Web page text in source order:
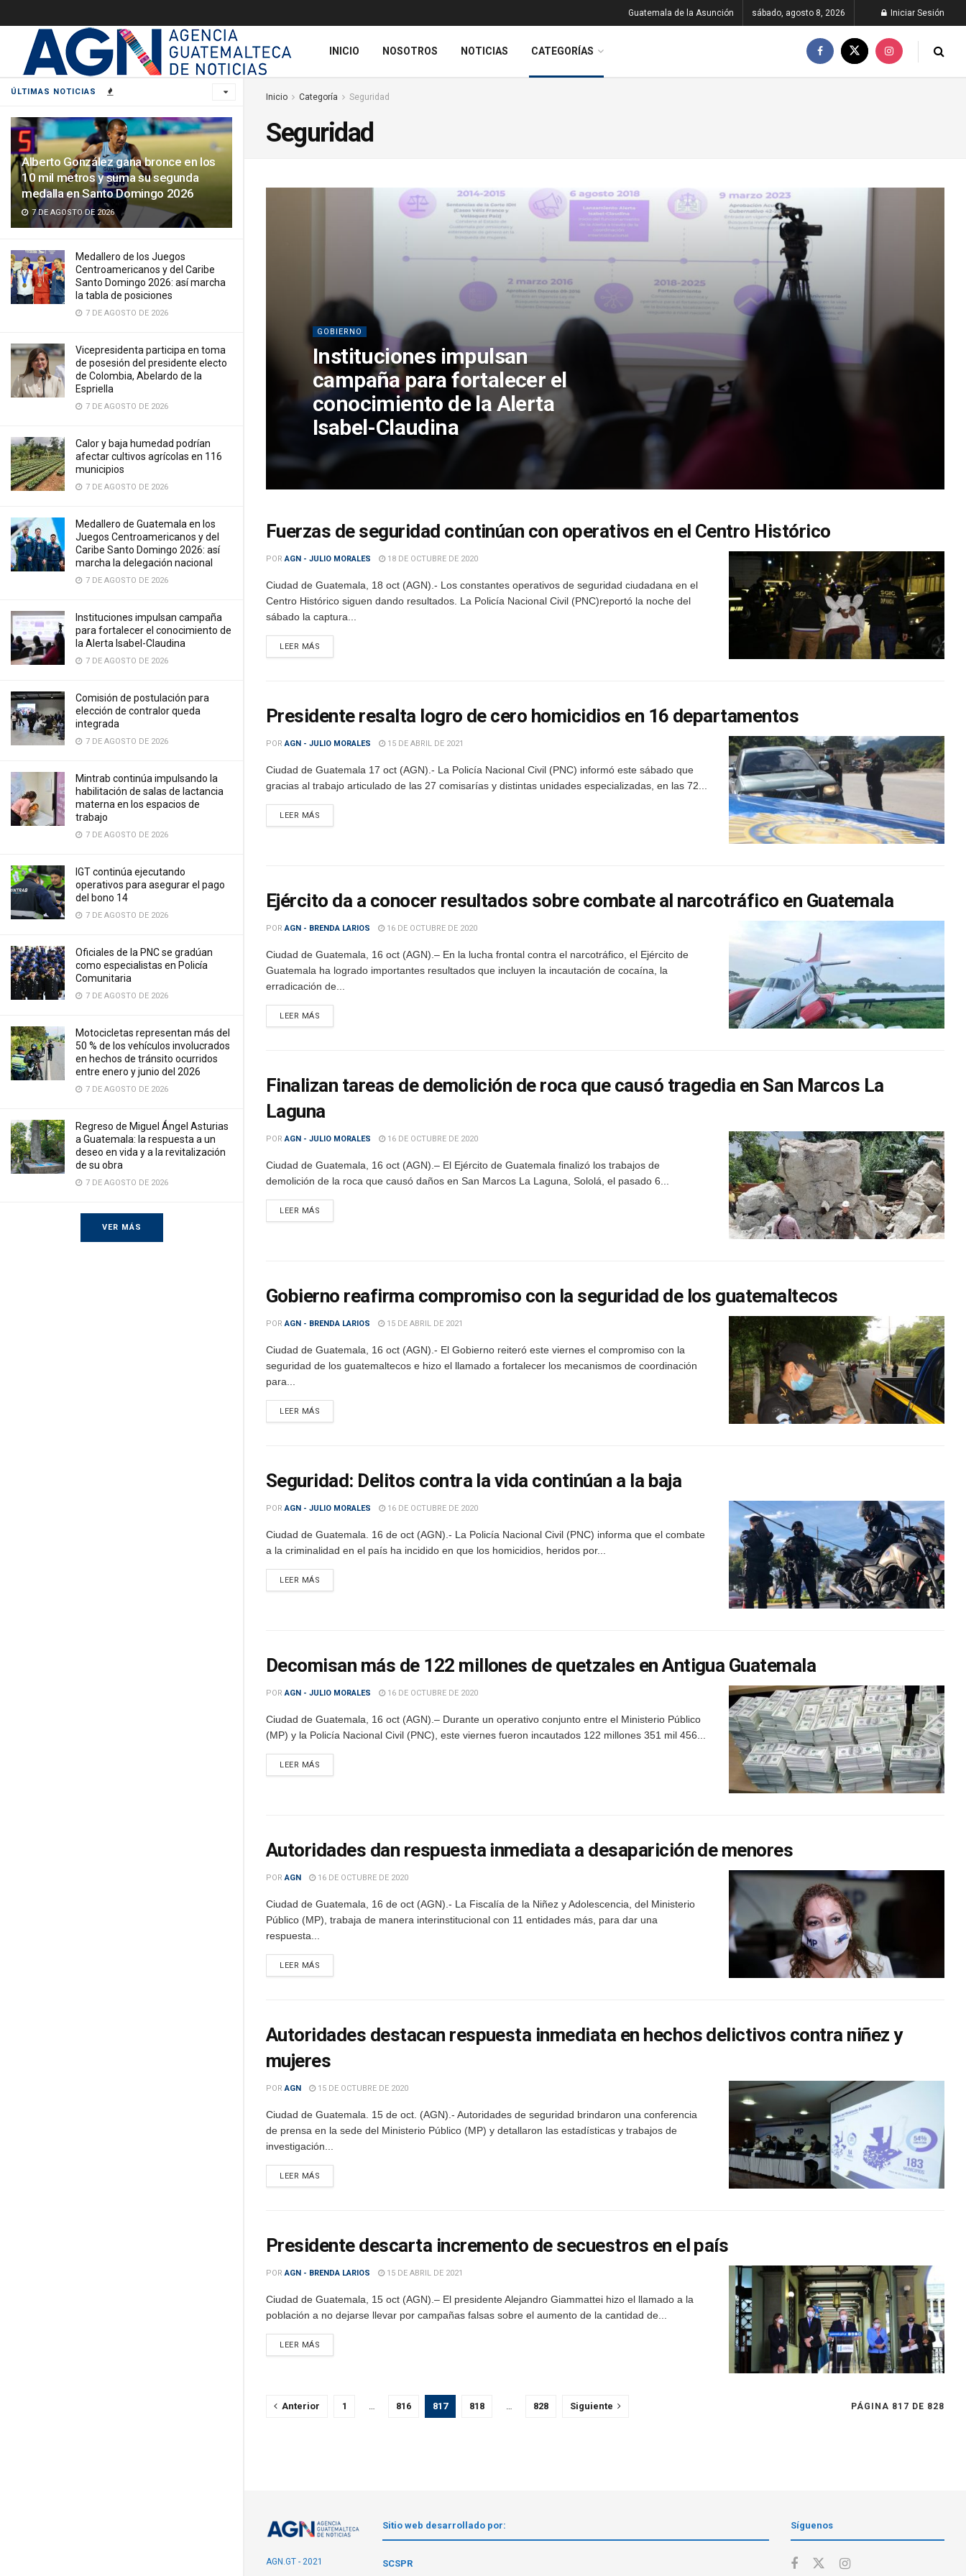
ÚLTIMAS NOTICIAS
Alberto González gana bronce en los
10 mil metros y suma su segunda
medalla en Santo Domingo 2026
7 DE AGOSTO DE 2026
Medallero de los Juegos
Centroamericanos y del Caribe
Santo Domingo 2026: así marcha
la tabla de posiciones
7 DE AGOSTO DE 2026
Vicepresidenta participa en toma
de posesión del presidente electo
de Colombia, Abelardo de la
Espriella
7 DE AGOSTO DE 2026
Calor y baja humedad podrían
afectar cultivos agrícolas en 116
municipios
7 DE AGOSTO DE 2026
Medallero de Guatemala en los
Juegos Centroamericanos y del
Caribe Santo Domingo 2026: así
marcha la delegación nacional
7 DE AGOSTO DE 2026
Instituciones impulsan campaña
para fortalecer el conocimiento de
la Alerta Isabel-Claudina
7 DE AGOSTO DE 2026
Comisión de postulación para
elección de contralor queda
integrada
7 DE AGOSTO DE 2026
Mintrab continúa impulsando la
habilitación de salas de lactancia
materna en los espacios de
trabajo
7 DE AGOSTO DE 2026
IGT continúa ejecutando
operativos para asegurar el pago
del bono 14
7 DE AGOSTO DE 2026
Oficiales de la PNC se gradúan
como especialistas en Policía
Comunitaria
7 DE AGOSTO DE 2026
Motocicletas representan más del
50 % de los vehículos involucrados
en hechos de tránsito ocurridos
entre enero y junio del 2026
7 DE AGOSTO DE 2026
Regreso de Miguel Ángel Asturias
a Guatemala: la respuesta a un
deseo en vida y a la revitalización
de su obra
7 DE AGOSTO DE 2026
VER MÁS
Guatemala de la Asunción sábado, agosto 8, 2026 Iniciar Sesión
INICIO NOSOTROS NOTICIAS CATEGORÍAS
Inicio Categoría Seguridad
Seguridad
GOBIERNO
Instituciones impulsan
campaña para fortalecer el
conocimiento de la Alerta
Isabel-Claudina
Fuerzas de seguridad continúan con operativos en el Centro Histórico
POR AGN - JULIO MORALES 18 DE OCTUBRE DE 2020
Ciudad de Guatemala, 18 oct (AGN).- Los constantes operativos de seguridad ciudadana en el
Centro Histórico siguen dando resultados. La Policía Nacional Civil (PNC)reportó la noche del
sábado la captura...
LEER MÁS
Presidente resalta logro de cero homicidios en 16 departamentos
POR AGN - JULIO MORALES 15 DE ABRIL DE 2021
Ciudad de Guatemala 17 oct (AGN).- La Policía Nacional Civil (PNC) informó este sábado que
gracias al trabajo articulado de las 27 comisarías y distintas unidades especializadas, en las 72...
LEER MÁS
Ejército da a conocer resultados sobre combate al narcotráfico en Guatemala
POR AGN - BRENDA LARIOS 16 DE OCTUBRE DE 2020
Ciudad de Guatemala, 16 oct (AGN).– En la lucha frontal contra el narcotráfico, el Ejército de
Guatemala ha logrado importantes resultados que incluyen la incautación de cocaína, la
erradicación de...
LEER MÁS
Finalizan tareas de demolición de roca que causó tragedia en San Marcos La
Laguna
POR AGN - JULIO MORALES 16 DE OCTUBRE DE 2020
Ciudad de Guatemala, 16 oct (AGN).– El Ejército de Guatemala finalizó los trabajos de
demolición de la roca que causó daños en San Marcos La Laguna, Sololá, el pasado 6...
LEER MÁS
Gobierno reafirma compromiso con la seguridad de los guatemaltecos
POR AGN - BRENDA LARIOS 15 DE ABRIL DE 2021
Ciudad de Guatemala, 16 oct (AGN).- El Gobierno reiteró este viernes el compromiso con la
seguridad de los guatemaltecos e hizo el llamado a fortalecer los mecanismos de coordinación
para...
LEER MÁS
Seguridad: Delitos contra la vida continúan a la baja
POR AGN - JULIO MORALES 16 DE OCTUBRE DE 2020
Ciudad de Guatemala. 16 de oct (AGN).- La Policía Nacional Civil (PNC) informa que el combate
a la criminalidad en el país ha incidido en que los homicidios, heridos por...
LEER MÁS
Decomisan más de 122 millones de quetzales en Antigua Guatemala
POR AGN - JULIO MORALES 16 DE OCTUBRE DE 2020
Ciudad de Guatemala, 16 oct (AGN).– Durante un operativo conjunto entre el Ministerio Público
(MP) y la Policía Nacional Civil (PNC), este viernes fueron incautados 122 millones 351 mil 456...
LEER MÁS
Autoridades dan respuesta inmediata a desaparición de menores
POR AGN 16 DE OCTUBRE DE 2020
Ciudad de Guatemala, 16 de oct (AGN).- La Fiscalía de la Niñez y Adolescencia, del Ministerio
Público (MP), trabaja de manera interinstitucional con 11 entidades más, para dar una
respuesta...
LEER MÁS
Autoridades destacan respuesta inmediata en hechos delictivos contra niñez y
mujeres
POR AGN 15 DE OCTUBRE DE 2020
Ciudad de Guatemala. 15 de oct. (AGN).- Autoridades de seguridad brindaron una conferencia
de prensa en la sede del Ministerio Público (MP) y detallaron las estadísticas y trabajos de
investigación...
LEER MÁS
Presidente descarta incremento de secuestros en el país
POR AGN - BRENDA LARIOS 15 DE ABRIL DE 2021
Ciudad de Guatemala, 15 oct (AGN).– El presidente Alejandro Giammattei hizo el llamado a la
población a no dejarse llevar por campañas falsas sobre el aumento de la cantidad de...
LEER MÁS
PÁGINA 817 DE 828
Anterior 1 … 816 817 818 … 828 Siguiente
AGN.GT - 2021
Sitio web desarrollado por:
SCSPR
Síguenos